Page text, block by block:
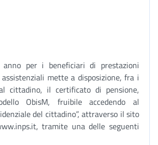
anno per i beneficiari di prestazioni
mette a disposizione, fra i
cittadino, il certificato di pensione,
ObisM, fruibile accedendo al
del cittadino”, attraverso il sito
tramite una delle seguenti